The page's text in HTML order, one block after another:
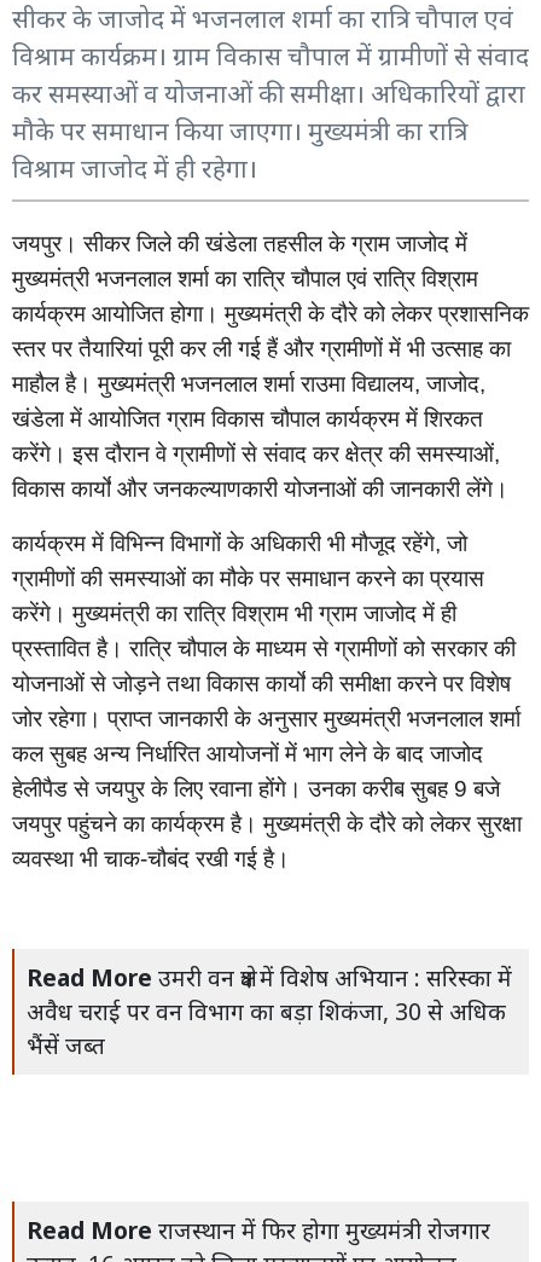
सीकर के जाजोद में भजनलाल शर्मा का रात्रि चौपाल एवं
विश्राम कार्यक्रम। ग्राम विकास चौपाल में ग्रामीणों से संवाद
कर समस्याओं व योजनाओं की समीक्षा। अधिकारियों द्वारा
मौके पर समाधान किया जाएगा। मुख्यमंत्री का रात्रि
विश्राम जाजोद में ही रहेगा।
जयपुर। सीकरजिलेकीखंडेलातहसीलकेग्रामजाजोदमें
मुख्यमंत्रीभजनलालशर्माकारात्रिचौपालएवंरात्रिविश्राम
कार्यक्रमआयोजितहोगा। मुख्यमंत्रीकेदौरेकोलेकरप्रशासनिक
स्तरपरतैयारियांपूरीकरलीगईहैंऔरग्रामीणोंमेंभीउत्साहका
माहौलहै। मुख्यमंत्रीभजनलालशर्माराउमाविद्यालय,जाजोद,
खंडेलामेंआयोजितग्रामविकासचौपालकार्यक्रममेंशिरकत
करेंगे। इसदौरानवेग्रामीणोंसेसंवादकरक्षेत्रकीसमस्याओं,
विकासकार्योंऔरजनकल्याणकारीयोजनाओंकीजानकारीलेंगे।
कार्यक्रममेंविभिन्नविभागोंकेअधिकारीभीमौजूदरहेंगे,जो
ग्रामीणोंकीसमस्याओंकामौकेपरसमाधानकरनेकाप्रयास
करेंगे। मुख्यमंत्रीकारात्रिविश्रामभीग्रामजाजोदमेंही
प्रस्तावितहै। रात्रिचौपालकेमाध्यमसेग्रामीणोंकोसरकारकी
योजनाओंसेजोड़नेतथाविकासकार्योंकीसमीक्षाकरनेपरविशेष
जोररहेगा। प्राप्तजानकारीकेअनुसारमुख्यमंत्रीभजनलालशर्मा
कलसुबहअन्यनिर्धारितआयोजनोंमेंभागलेनेकेबादजाजोद
हेलीपैडसेजयपुरकेलिएरवानाहोंगे। उनकाकरीबसुबह 9बजे
जयपुरपहुंचनेकाकार्यक्रमहै। मुख्यमंत्रीकेदौरेकोलेकरसुरक्षा
व्यवस्थाभीचाक-चौबंदरखीगईहै।
Read More उमरी वन क्षेत्र में विशेष अभियान : सरिस्का में
अवैध चराई पर वन विभाग का बड़ा शिकंजा, 30 से अधिक
भैंसें जब्त
Read More राजस्थान में फिर होगा मुख्यमंत्री रोजगार